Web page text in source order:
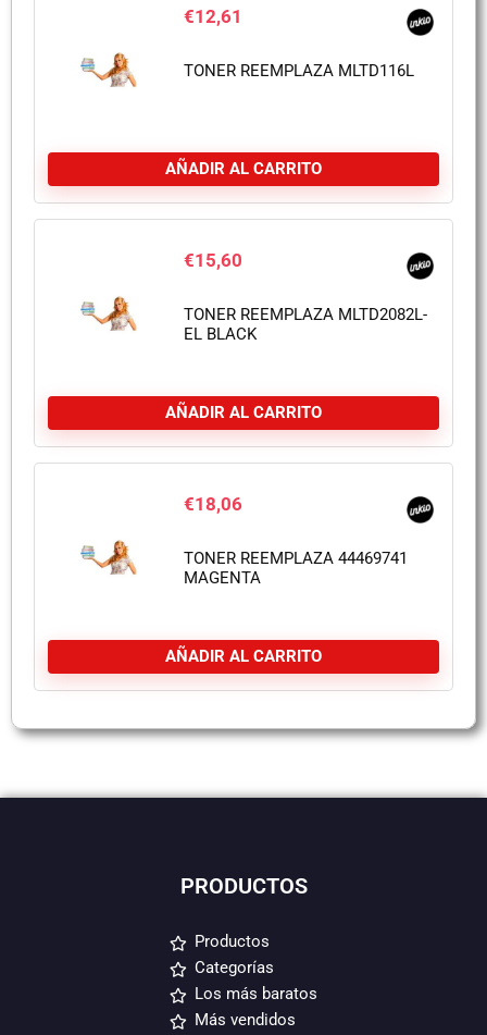
€12,61
TONER REEMPLAZA MLTD116L
AÑADIR AL CARRITO
€15,60
TONER REEMPLAZA MLTD2082L-
EL BLACK
AÑADIR AL CARRITO
€18,06
TONER REEMPLAZA 44469741
MAGENTA
AÑADIR AL CARRITO
PRODUCTOS
Productos
Categorías
Los más baratos
Más vendidos